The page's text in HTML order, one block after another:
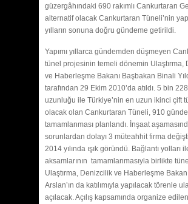
güzergâhındaki 690 rakımlı Cankurtaran
alternatif olacak Cankurtaran Tüneli’nin
yılların sonuna doğru gündeme getirildi.
Yapımı yıllarca gündemden düşmeyen
tünel projesinin temeli dönemin Ulaştırma,
ve Haberleşme Bakanı Başbakan Binali
tarafından 29 Ekim 2010’da atıldı. 5 bin
uzunluğu ile Türkiye’nin en uzun ikinci çift
olacak olan Cankurtaran Tüneli, 910 günde
tamamlanması planlandı. İnşaat
sorunlardan dolayı 3 müteahhit firma
2014 yılında ışık göründü. Bağlantı yolları
aksamlarının tamamlanmasıyla birlikte
Ulaştırma, Denizcilik ve Haberleşme
Arslan’ın da katılımıyla yapılacak törenle
açılacak. Açılış kapsamında organize